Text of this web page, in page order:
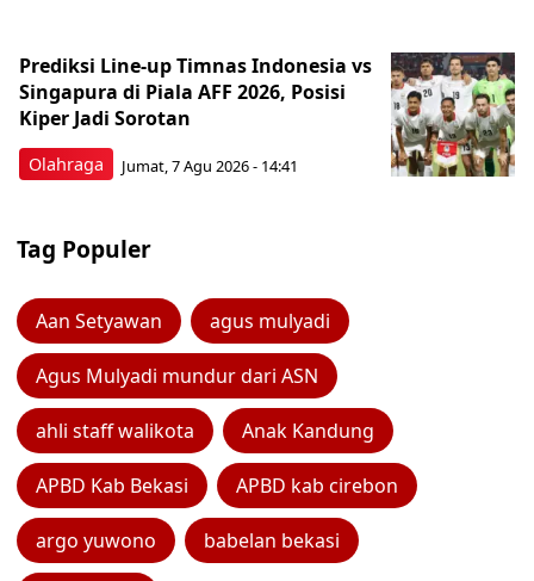
Olahraga
Prediksi Line-up Timnas Indonesia vs
Singapura di Piala AFF 2026, Posisi
Kiper Jadi Sorotan
Jumat, 7 Agu 2026 - 14:41
Tag Populer
Aan Setyawan agus mulyadi
Agus Mulyadi mundur dari ASN
ahli staff walikota Anak Kandung
APBD Kab Bekasi APBD kab cirebon
argo yuwono babelan bekasi